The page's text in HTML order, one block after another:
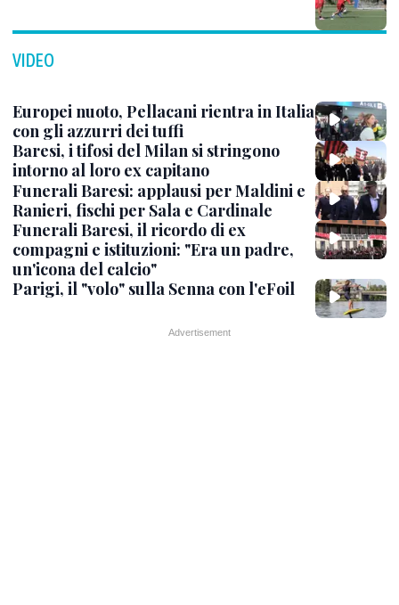
VIDEO
Europei nuoto, Pellacani rientra in Italia
con gli azzurri dei tuffi
Baresi, i tifosi del Milan si stringono
intorno al loro ex capitano
Funerali Baresi: applausi per Maldini e
Ranieri, fischi per Sala e Cardinale
Funerali Baresi, il ricordo di ex
compagni e istituzioni: "Era un padre,
un'icona del calcio"
Parigi, il "volo" sulla Senna con l'eFoil